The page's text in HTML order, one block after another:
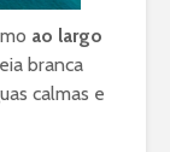
ao largo
branca
calmas e